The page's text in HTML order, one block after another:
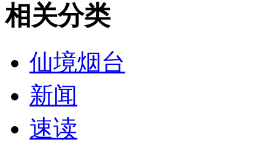
相关分类
仙境烟台
新闻
速读